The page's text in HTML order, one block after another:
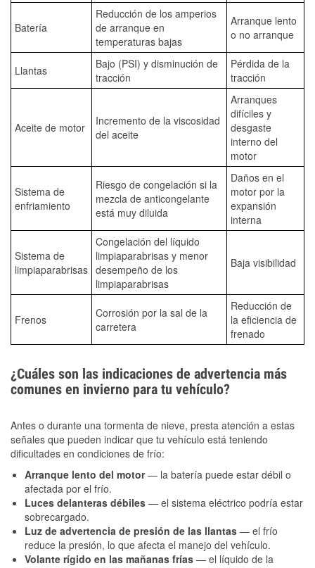
Batería
Reducción de los amperios
de arranque en
temperaturas bajas
Arranque lento
o no arranque
Llantas
Bajo (PSI) y disminución de
tracción
Pérdida de la
tracción
Aceite de motor
Incremento de la viscosidad
del aceite
Arranques
difíciles y
desgaste
interno del
motor
Sistema de
enfriamiento
Riesgo de congelación si la
mezcla de anticongelante
está muy diluida
Daños en el
motor por la
expansión
interna
Sistema de
limpiaparabrisas
Congelación del líquido
limpiaparabrisas y menor
desempeño de los
limpiaparabrisas
Baja visibilidad
Frenos
Corrosión por la sal de la
carretera
Reducción de
la eficiencia de
frenado
¿Cuáles son las indicaciones de advertencia más
comunes en invierno para tu vehículo?
Antes o durante una tormenta de nieve, presta atención a estas
señales que pueden indicar que tu vehículo está teniendo
dificultades en condiciones de frío:
Arranque lento del motor— la batería puede estar débil o
afectada por el frío.
Luces delanteras débiles — el sistema eléctrico podría estar
sobrecargado.
Luz de advertencia de presión de las llantas — el frío
reduce la presión, lo que afecta el manejo del vehículo.
Volante rígido en las mañanas frías — el líquido de la